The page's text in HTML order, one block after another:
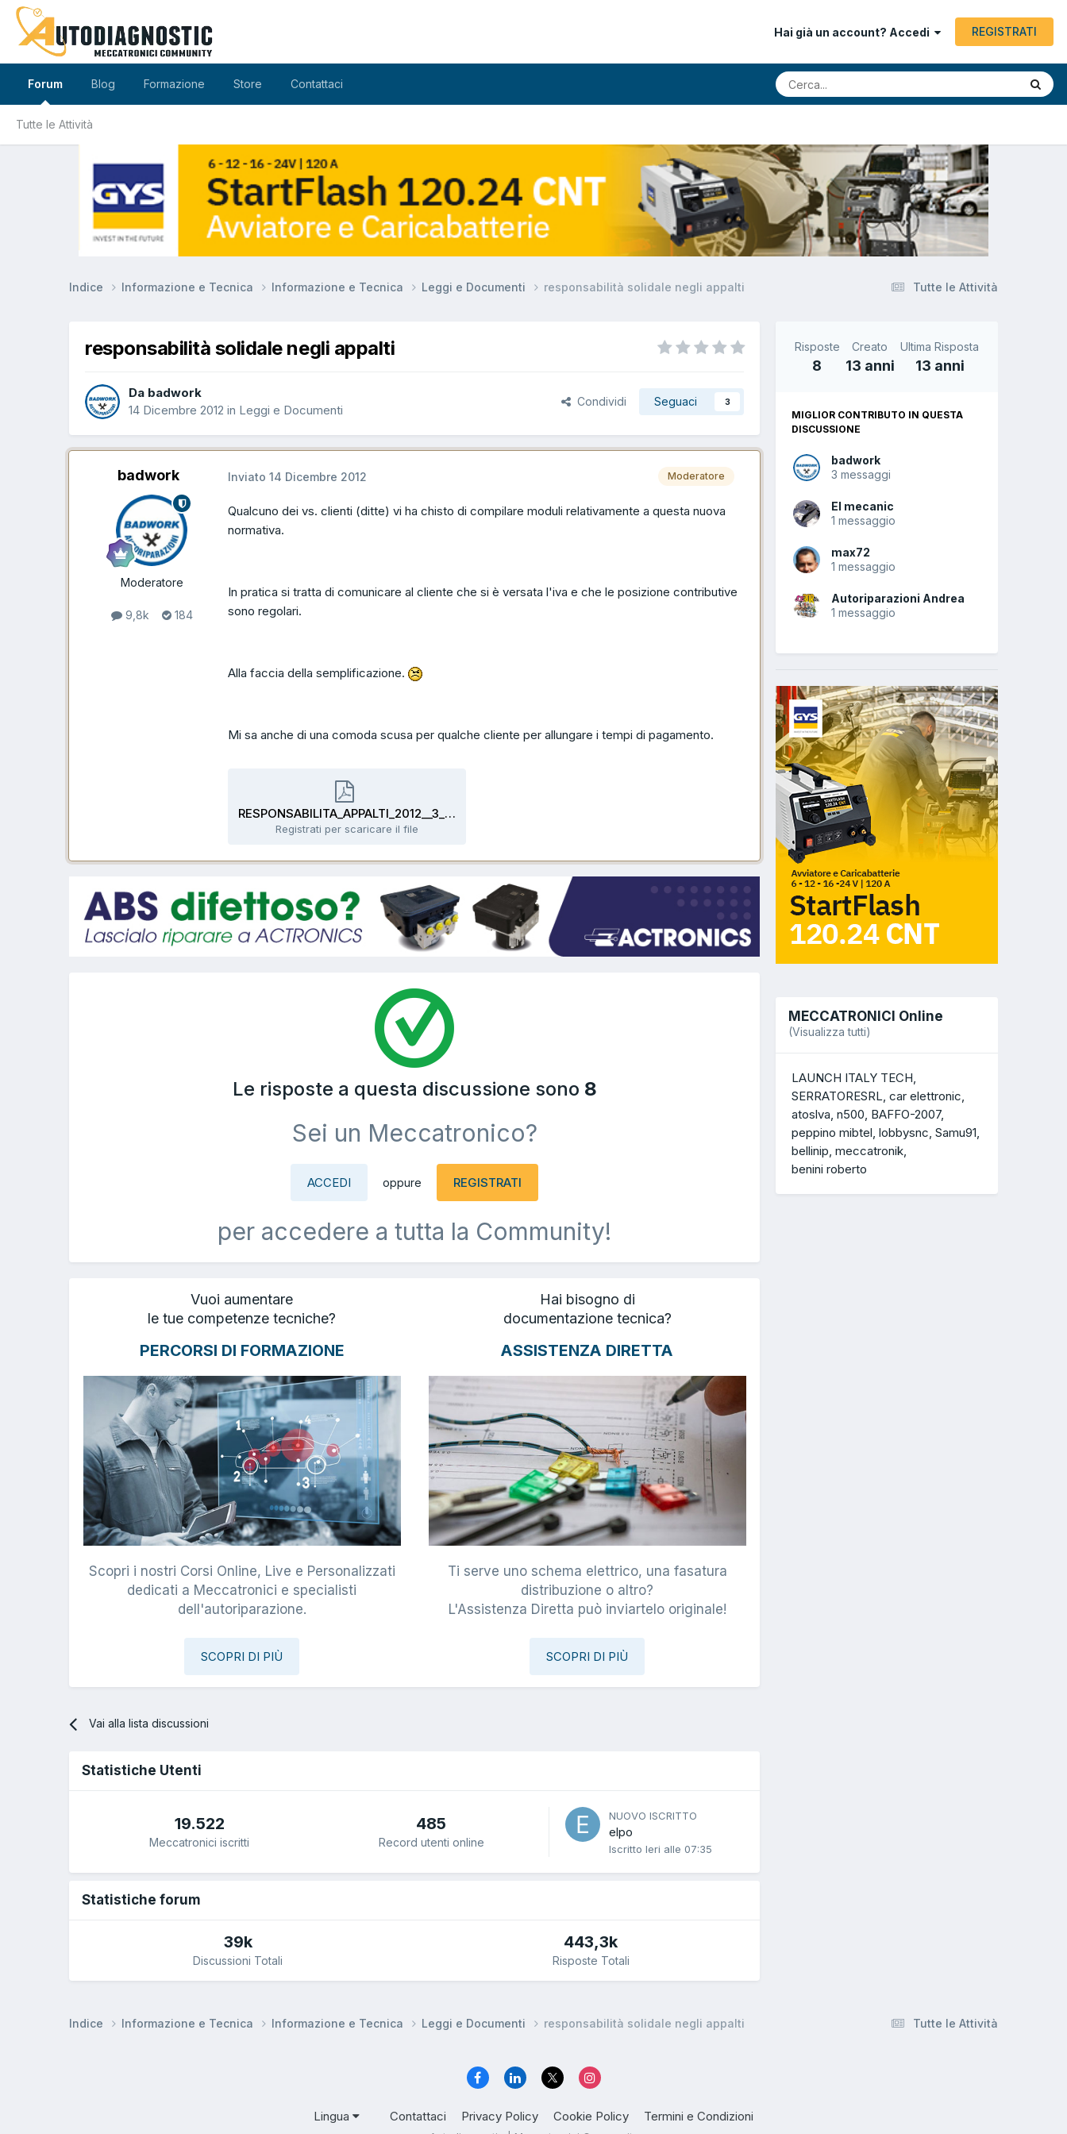
Hai già un account? Accedi REGISTRATI
Forum
Tutte le Attività
Blog Formazione Store Contattaci
Tutte le Attività
Indice Informazione e Tecnica Informazione e Tecnica Leggi e Documenti responsabilità solidale negli appalti
responsabilità solidale negli appalti
Da badwork
14 Dicembre 2012 in Leggi e Documenti
Condividi Seguaci 3
badwork
Moderatore
9,8k 184
Moderatore
Inviato 14 Dicembre 2012
Qualcuno dei vs. clienti (ditte) vi ha chisto di compilare moduli relativamente a questa nuova
normativa.
In pratica si tratta di comunicare al cliente che si è versata l'iva e che le posizione contributive
sono regolari.
Alla faccia della semplificazione.
Mi sa anche di una comoda scusa per qualche cliente per allungare i tempi di pagamento.
RESPONSABILITA_APPALTI_2012__3_.pdf
Registrati per scaricare il file
Le risposte a questa discussione sono 8
Sei un Meccatronico?
ACCEDI oppure REGISTRATI
per accedere a tutta la Community!
Vuoi aumentare
le tue competenze tecniche?
PERCORSI DI FORMAZIONE
Scopri i nostri Corsi Online, Live e Personalizzati
dedicati a Meccatronici e specialisti
dell'autoriparazione.
SCOPRI DI PIÙ
Hai bisogno di
documentazione tecnica?
ASSISTENZA DIRETTA
Ti serve uno schema elettrico, una fasatura
distribuzione o altro?
L'Assistenza Diretta può inviartelo originale!
SCOPRI DI PIÙ
Vai alla lista discussioni
Statistiche Utenti
19.522
Meccatronici iscritti
485
Record utenti online
NUOVO ISCRITTO
elpo
Iscritto Ieri alle 07:35
Statistiche forum
39k
Discussioni Totali
443,3k
Risposte Totali
Risposte
8
Creato
13 anni
Ultima Risposta
13 anni
MIGLIOR CONTRIBUTO IN QUESTA
DISCUSSIONE
badwork
3 messaggi
El mecanic
1 messaggio
max72
1 messaggio
Autoriparazioni Andrea
1 messaggio
MECCATRONICI Online
(Visualizza tutti)
LAUNCH ITALY TECH
SERRATORESRL car elettronic
atoslva n500 BAFFO-2007
peppino mibtel lobbysnc Samu91
bellinip meccatronik
benini roberto
Tutte le Attività
Indice Informazione e Tecnica Informazione e Tecnica Leggi e Documenti responsabilità solidale negli appalti
Lingua Contattaci Privacy Policy Cookie Policy Termini e Condizioni